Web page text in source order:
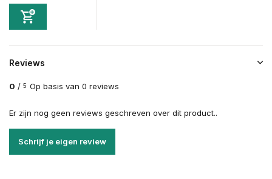
Reviews
0 / 5 Op basis van 0 reviews
Er zijn nog geen reviews geschreven over dit product..
Schrijf je eigen review